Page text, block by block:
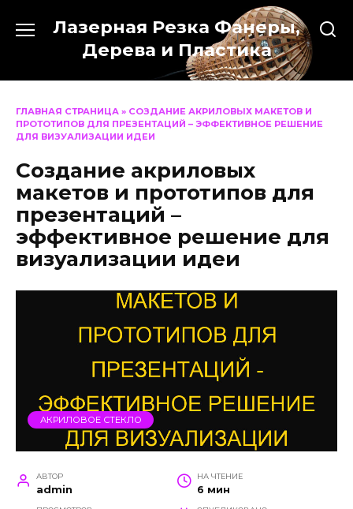
содержанию
Лазерная Резка Фанеры,
Дерева и Пластика
ГЛАВНАЯ СТРАНИЦА » СОЗДАНИЕ АКРИЛОВЫХ МАКЕТОВ И
ПРОТОТИПОВ ДЛЯ ПРЕЗЕНТАЦИЙ – ЭФФЕКТИВНОЕ РЕШЕНИЕ
ДЛЯ ВИЗУАЛИЗАЦИИ ИДЕИ
Создание акриловых
макетов и прототипов для
презентаций –
эффективное решение для
визуализации идеи
АКРИЛОВОЕ СТЕКЛО
АВТОР
admin
НА ЧТЕНИЕ
6 мин